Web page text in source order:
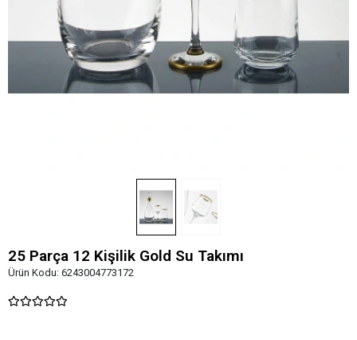
25 Parça 12 Kişilik Gold Su Takımı
Ürün Kodu: 6243004773172